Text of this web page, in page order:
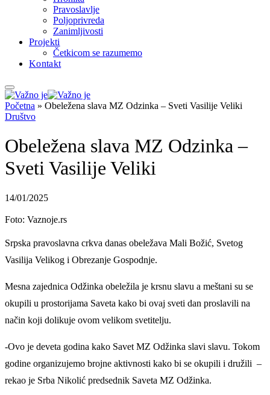
Pravoslavlje
Poljoprivreda
Zanimljivosti
Projekti
Četkicom se razumemo
Kontakt
Početna » Obeležena slava MZ Odzinka – Sveti Vasilije Veliki
Društvo
Obeležena slava MZ Odzinka –
Sveti Vasilije Veliki
14/01/2025
Foto: Vaznoje.rs
Srpska pravoslavna crkva danas obeležava Mali Božić, Svetog
Vasilija Velikog i Obrezanje Gospodnje.
Mesna zajednica Odžinka obeležila je krsnu slavu a meštani su se
okupili u prostorijama Saveta kako bi ovaj sveti dan proslavili na
način koji dolikuje ovom velikom svetitelju.
-Ovo je deveta godina kako Savet MZ Odžinka slavi slavu. Tokom
godine organizujemo brojne aktivnosti kako bi se okupili i družili –
rekao je Srba Nikolić predsednik Saveta MZ Odžinka.